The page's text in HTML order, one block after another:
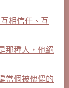
相信任、互
那種人，他絕
當個被傀儡的